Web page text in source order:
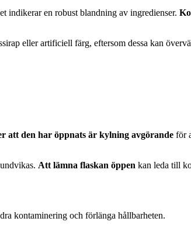
indikerar en robust blandning av ingredienser.
eller artificiell färg, eftersom dessa kan
att den har öppnats är kylning avgörande för
Att lämna flaskan öppen kan leda till
kontaminering och förlänga hållbarheten.